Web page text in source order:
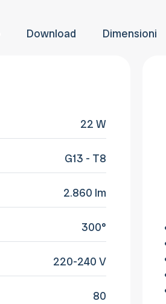
Download Dimensioni
22 W
G13 - T8
2.860 lm
300°
220-240 V
80